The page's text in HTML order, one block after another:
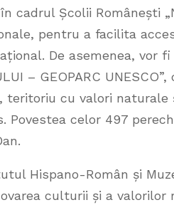
cadrul Școlii Românești
pentru a facilita
De asemenea, vor
– GEOPARC
teritoriu cu valori
Povestea celor 497
Hispano-Român și
culturii și a